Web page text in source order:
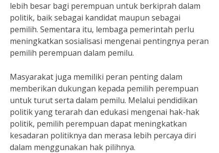
lebih besar bagi perempuan untuk berkiprah dalam
politik, baik sebagai kandidat maupun sebagai
pemilih. Sementara itu, lembaga pemerintah perlu
meningkatkan sosialisasi mengenai pentingnya peran
pemilih perempuan dalam pemilu.
Masyarakat juga memiliki peran penting dalam
memberikan dukungan kepada pemilih perempuan
untuk turut serta dalam pemilu. Melalui pendidikan
politik yang terarah dan edukasi mengenai hak-hak
politik, pemilih perempuan dapat meningkatkan
kesadaran politiknya dan merasa lebih percaya diri
dalam menggunakan hak pilihnya.